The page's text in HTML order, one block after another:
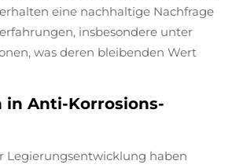
eine nachhaltige Nachfrage
insbesondere unter
was deren bleibenden Wert
in Anti-Korrosions-
Legierungsentwicklung haben